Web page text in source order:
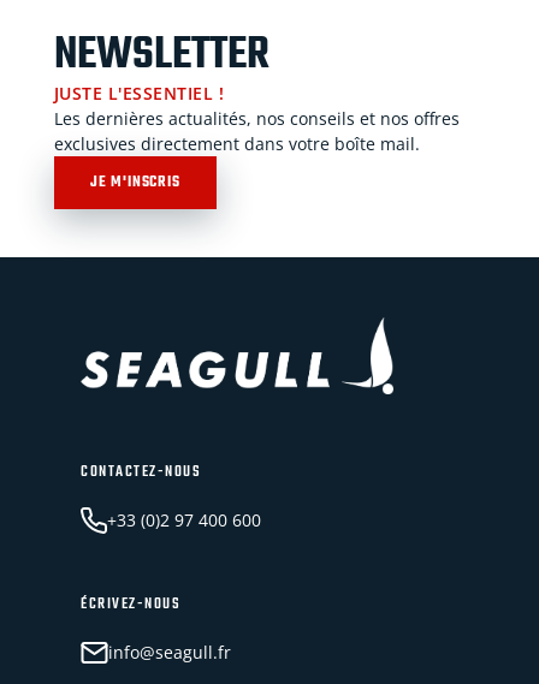
NEWSLETTER
JUSTE L'ESSENTIEL !
Les dernières actualités, nos conseils et nos offres
exclusives directement dans votre boîte mail.
JE M'INSCRIS
CONTACTEZ-NOUS
+33 (0)2 97 400 600
ÉCRIVEZ-NOUS
info@seagull.fr